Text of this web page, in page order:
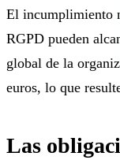
El incumplimiento
RGPD pueden
global de la
euros, lo que
Las